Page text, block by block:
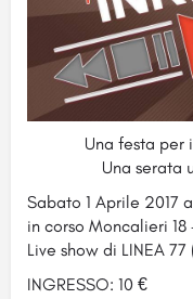
Una festa per
Una serata
Sabato 1 Aprile 2017
in corso Moncalieri 18
Live show di LINEA
INGRESSO: 10 €